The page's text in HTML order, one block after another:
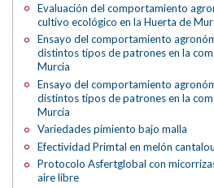
Evaluación del comportamiento
cultivo ecológico en la Huerta de
Ensayo del comportamiento
distintos tipos de patrones en la
Murcia
Ensayo del comportamiento
distintos tipos de patrones en la
Murcia
Variedades pimiento bajo malla
Efectividad Primtal en melón
Protocolo Asfertglobal con
aire libre